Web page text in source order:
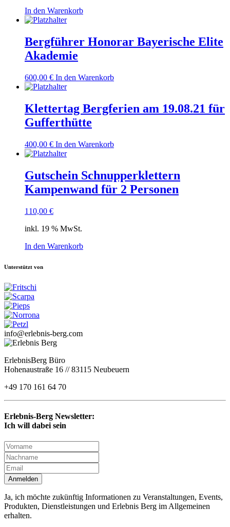
In den Warenkorb
Bergführer Honorar Bayerische Elite
Akademie
600,00 € In den Warenkorb
Klettertag Bergferien am 19.08.21 für
Gufferthütte
400,00 € In den Warenkorb
Gutschein Schnupperklettern
Kampenwand für 2 Personen
110,00 €
inkl. 19 % MwSt.
In den Warenkorb
Unterstützt von
info@erlebnis-berg.com
ErlebnisBerg Büro
Hohenaustraße 16 // 83115 Neubeuern
+49 170 161 64 70
Erlebnis-Berg Newsletter:
Ich will dabei sein
Anmelden
Ja, ich möchte zukünftig Informationen zu Veranstaltungen, Events,
Produkten, Dienstleistungen und Erlebnis Berg im Allgemeinen
erhalten.